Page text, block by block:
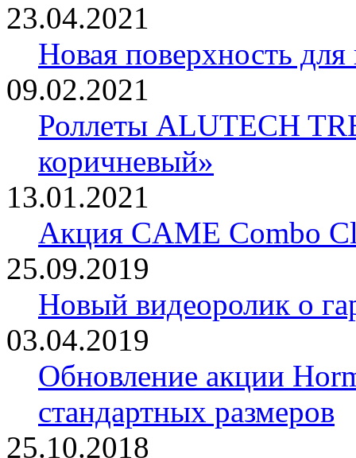
23.04.2021
Новая поверхность
09.02.2021
Роллеты ALUTECH
коричневый»
13.01.2021
Акция CAME Combo
25.09.2019
Новый видеоролик о
03.04.2019
Обновление акции
стандартных размеров
25.10.2018